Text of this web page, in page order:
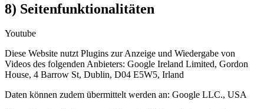
8) Seitenfunktionalitäten
Youtube
Diese Website nutzt Plugins zur Anzeige und Wiedergabe von
Videos des folgenden Anbieters: Google Ireland Limited, Gordon
House, 4 Barrow St, Dublin, D04 E5W5, Irland
Daten können zudem übermittelt werden an: Google LLC., USA